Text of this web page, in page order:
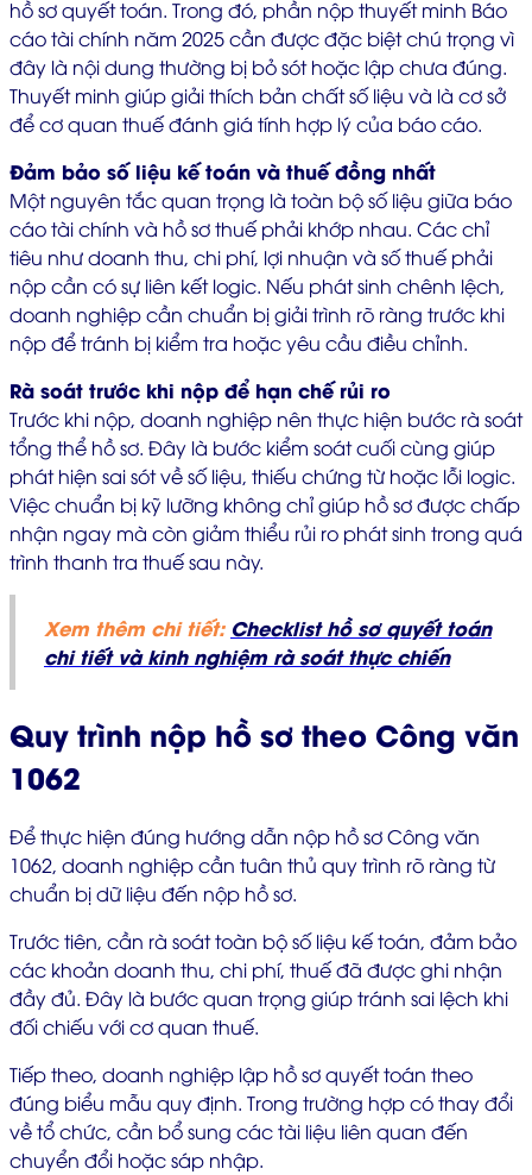
hồ sơ quyết toán. Trong đó, phần nộp thuyết minh Báo
cáo tài chính năm 2025 cần được đặc biệt chú trọng vì
đây là nội dung thường bị bỏ sót hoặc lập chưa đúng.
Thuyết minh giúp giải thích bản chất số liệu và là cơ sở
để cơ quan thuế đánh giá tính hợp lý của báo cáo.
Đảm bảo số liệu kế toán và thuế đồng nhất
Một nguyên tắc quan trọng là toàn bộ số liệu giữa báo
cáo tài chính và hồ sơ thuế phải khớp nhau. Các chỉ
tiêu như doanh thu, chi phí, lợi nhuận và số thuế phải
nộp cần có sự liên kết logic. Nếu phát sinh chênh lệch,
doanh nghiệp cần chuẩn bị giải trình rõ ràng trước khi
nộp để tránh bị kiểm tra hoặc yêu cầu điều chỉnh.
Rà soát trước khi nộp để hạn chế rủi ro
Trước khi nộp, doanh nghiệp nên thực hiện bước rà soát
tổng thể hồ sơ. Đây là bước kiểm soát cuối cùng giúp
phát hiện sai sót về số liệu, thiếu chứng từ hoặc lỗi logic.
Việc chuẩn bị kỹ lưỡng không chỉ giúp hồ sơ được chấp
nhận ngay mà còn giảm thiểu rủi ro phát sinh trong quá
trình thanh tra thuế sau này.
Xem thêm chi tiết: Checklist hồ sơ quyết toán
chi tiết và kinh nghiệm rà soát thực chiến
Quy trình nộp hồ sơ theo Công văn
1062
Để thực hiện đúng hướng dẫn nộp hồ sơ Công văn
1062, doanh nghiệp cần tuân thủ quy trình rõ ràng từ
chuẩn bị dữ liệu đến nộp hồ sơ.
Trước tiên, cần rà soát toàn bộ số liệu kế toán, đảm bảo
các khoản doanh thu, chi phí, thuế đã được ghi nhận
đầy đủ. Đây là bước quan trọng giúp tránh sai lệch khi
đối chiếu với cơ quan thuế.
Tiếp theo, doanh nghiệp lập hồ sơ quyết toán theo
đúng biểu mẫu quy định. Trong trường hợp có thay đổi
về tổ chức, cần bổ sung các tài liệu liên quan đến
chuyển đổi hoặc sáp nhập.